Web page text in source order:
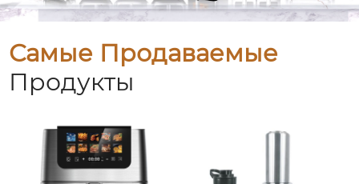
Самые Продаваемые
Продукты